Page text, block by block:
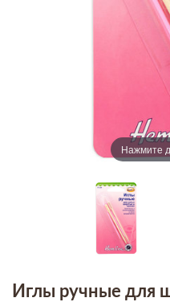
Нажмите
Иглы ручные для